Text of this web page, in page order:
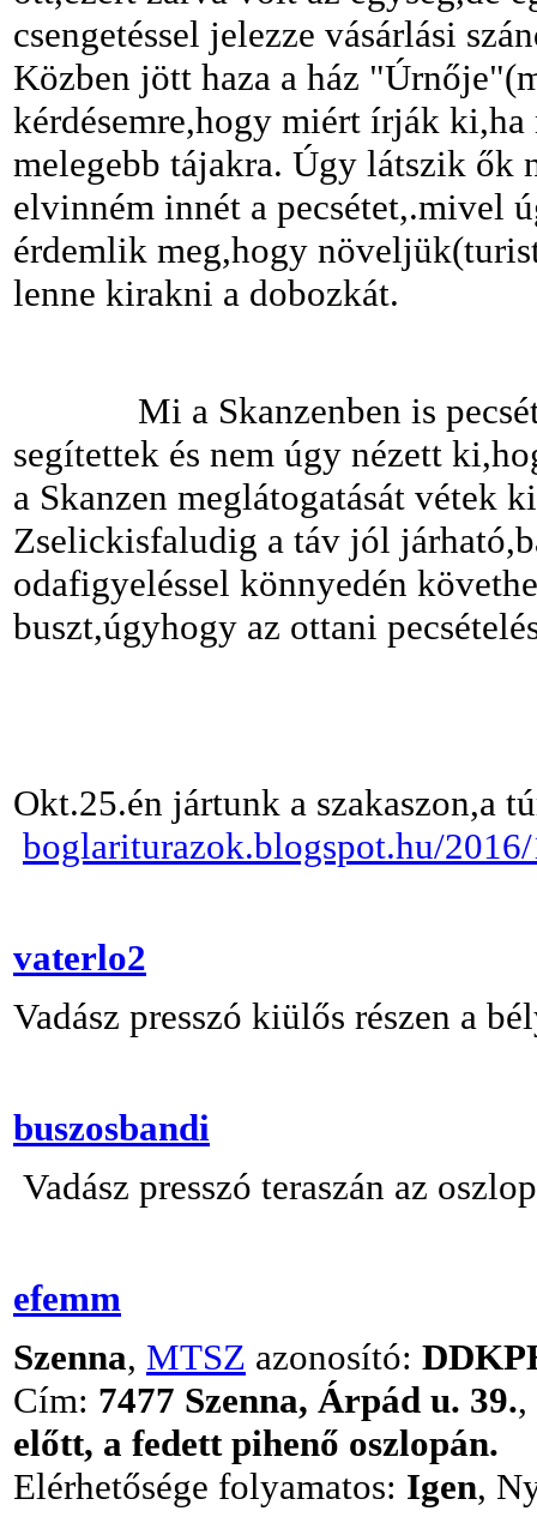
csengetéssel jelezze vásárlási
Közben jött haza a ház
kérdésemre,hogy miért írják
melegebb tájakra. Úgy látszik ők
elvinném innét a pecsétet,.mivel
érdemlik meg,hogy
lenne kirakni a dobozkát.
Mi a Skanzenben is
segítettek és nem úgy nézett
a Skanzen meglátogatását
Zselickisfaludig a táv jól
odafigyeléssel könnyedén
buszt,úgyhogy az ottani
Okt.25.én jártunk a szakaszon,a
boglariturazok.blogspot.hu/
vaterlo2
Vadász presszó kiülős részen a
buszosbandi
Vadász presszó teraszán az
efemm
Szenna, MTSZ azonosító:
Cím: 7477 Szenna, Árpád u. 39.,
előtt, a fedett pihenő oszlopán.
Elérhetősége folyamatos: Igen,